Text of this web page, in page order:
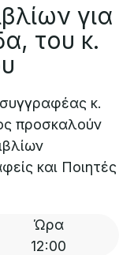
18:00
για
του κ.
κ.
προσκαλούν
και Ποιητές
Ώρα
12:00